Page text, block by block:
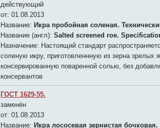
действующий
от: 01.08.2013
Название: Икра пробойная соленая.
Название (англ): Salted screened roe.
Назначение: Настоящий стандарт
соленую икру, приготовленнную из зерна зрелых
консервированную поваренной солью, без
консервантов
ГОСТ 1629-55.
заменён
от: 01.08.2013
Название: Икра лососевая зернистая